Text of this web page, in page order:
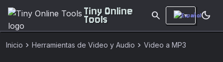
Tiny Online
Tools search dark_mode
Inicio chevron_right Herramientas de Video y Audio chevron_right Video a MP3